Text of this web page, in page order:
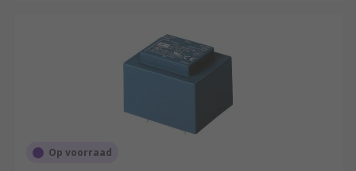
Op voorraad